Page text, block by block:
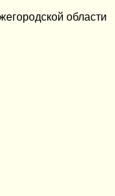
области